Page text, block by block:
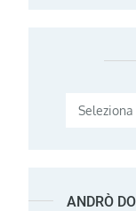
Categorie
ANDRÒ